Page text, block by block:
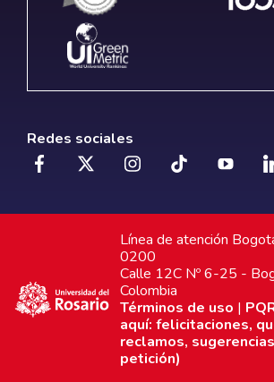
Redes sociales
Línea de atención
0200
Calle 12C Nº 6-25 -
Colombia
Términos de uso |
aquí: felicitaciones,
reclamos,
petición)